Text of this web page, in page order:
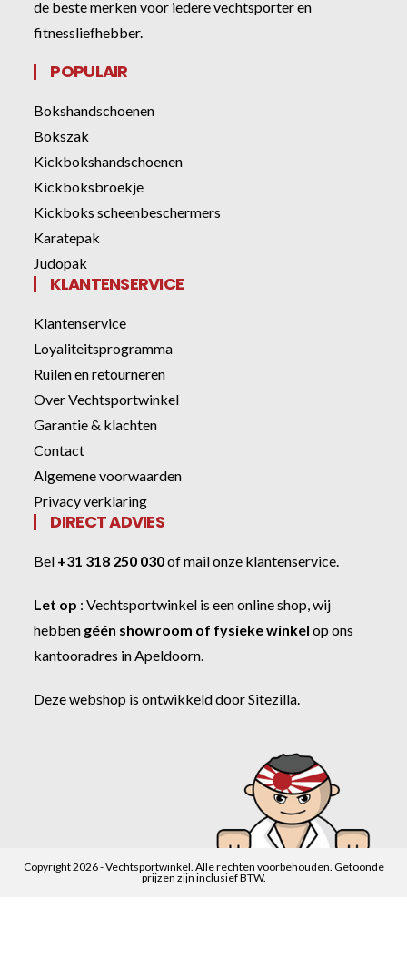
de beste merken voor iedere vechtsporter en
fitnessliefhebber.
POPULAIR
Bokshandschoenen
Bokszak
Kickbokshandschoenen
Kickboksbroekje
Kickboks scheenbeschermers
Karatepak
Judopak
KLANTENSERVICE
Klantenservice
Loyaliteitsprogramma
Ruilen en retourneren
Over Vechtsportwinkel
Garantie & klachten
Contact
Algemene voorwaarden
Privacy verklaring
DIRECT ADVIES
Bel +31 318 250 030ofmail onze klantenservice.
Let op :Vechtsportwinkel is een online shop, wij
hebben géén showroom of fysieke winkel op ons
kantooradres in Apeldoorn.
Deze webshop is ontwikkeld doorSitezilla.
Copyright 2026 - Vechtsportwinkel. Alle rechten voorbehouden. Getoonde
prijzen zijn inclusief BTW.